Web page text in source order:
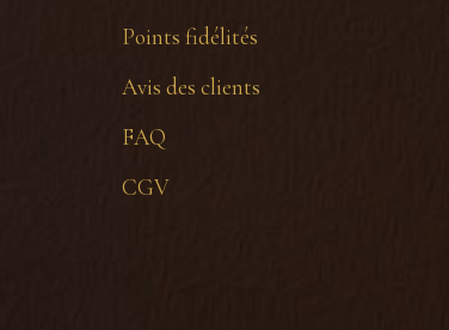
Points fidélités
Avis des clients
FAQ
CGV